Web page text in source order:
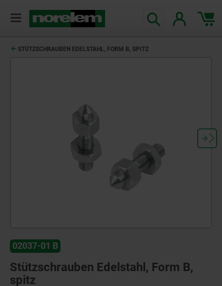
STÜTZSCHRAUBEN EDELSTAHL, FORM B, SPITZ
02037-01 B
Stützschrauben Edelstahl, Form B,
spitz